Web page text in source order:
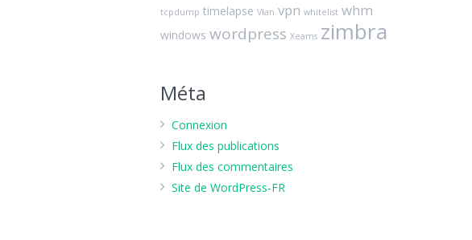
tcpdump timelapse Vlan vpn whitelist whm
windows wordpress Xeams zimbra
Méta
Connexion
Flux des publications
Flux des commentaires
Site de WordPress-FR